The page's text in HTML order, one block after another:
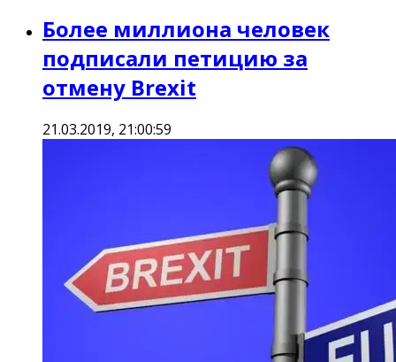
Более миллиона человек
подписали петицию за
отмену Brexit
21.03.2019, 21:00:59